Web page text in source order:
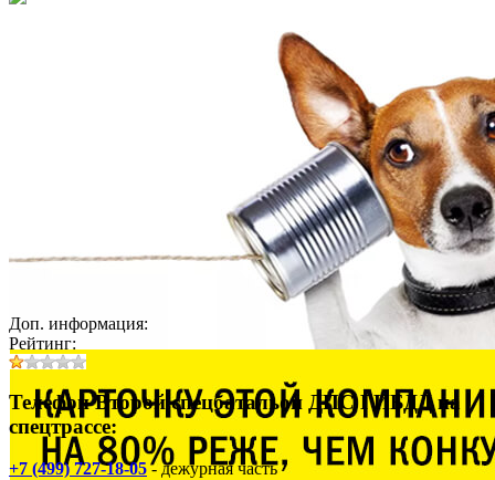
Доп. информация:
Рейтинг:
Телефон Второй спецбатальон ДПС ГИБДД на
спецтрассе:
+7 (499) 727-18-05- дежурная часть